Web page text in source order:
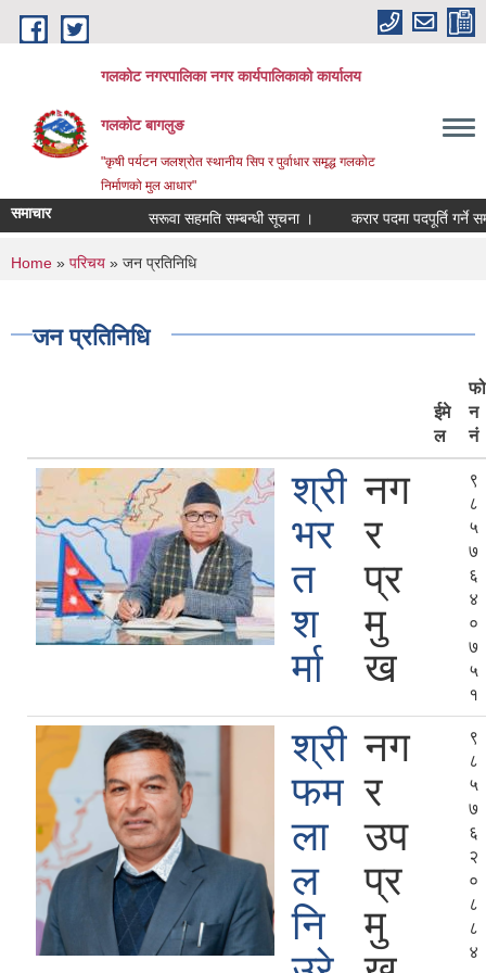
Skip to main content
गलकोट नगरपालिका नगर कार्यपालिकाको कार्यालय
गलकोट बागलुङ
"कृषी पर्यटन जलश्रोत स्थानीय सिप र पुर्वाधार समृद्ध गलकोट
निर्माणको मुल आधार"
समाचार सरूवा सहमति सम्बन्धी सूचना । करार पदमा पदपूर्ति गर्ने
You are here
Home » परिचय » जन प्रतिनिधि
जन प्रतिनिधि
ईमे
ल
फो
न
नं
श्री
भर
त
श
र्मा
नग
र
प्र
मु
ख
९
८
५
७
६
४
०
७
५
१
श्री
फम
ला
ल
नि
नग
र
उप
प्र
मु
९
८
५
७
६
२
०
८
८
४